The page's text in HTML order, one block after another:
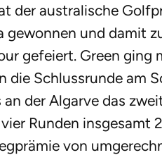
der australische
und damit
gefeiert. Green ging
die Schlussrunde am
der Algarve das
Runden insgesamt
von